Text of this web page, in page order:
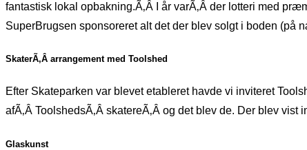
fantastisk lokal opbakning.Ã‚Â I år varÃ‚Â der lotteri med
SuperBrugsen sponsoreret alt det der blev solgt i boden (på
SkaterÃ‚Â arrangement med Toolshed
Efter Skateparken var blevet etableret havde vi inviteret
afÃ‚Â ToolshedsÃ‚Â skatereÃ‚Â og det blev de. Der blev
Glaskunst